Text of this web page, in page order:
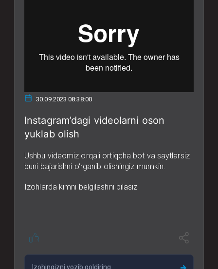
30.09.2023 08:38:00
Instagram’dagi videolarni oson
yuklab olish
Ushbu videomiz orqali ortiqcha bot va saytlarsiz
buni bajarishni o‘rganib olishingiz mumkin.
Izohlarda kimni belgilashni bilasiz